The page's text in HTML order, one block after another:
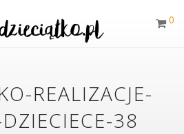
0
REALIZACJE-
38